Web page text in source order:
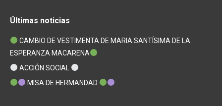
Últimas noticias
CAMBIO DE VESTIMENTA DE MARIA SANTÍSIMA DE LA
ESPERANZA MACARENA
ACCIÓN SOCIAL
MISA DE HERMANDAD